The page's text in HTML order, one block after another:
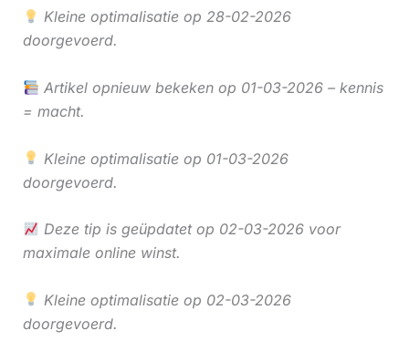
Kleine optimalisatie op 28-02-2026
doorgevoerd.
Artikel opnieuw bekeken op 01-03-2026 – kennis
= macht.
Kleine optimalisatie op 01-03-2026
doorgevoerd.
Deze tip is geüpdatet op 02-03-2026 voor
maximale online winst.
Kleine optimalisatie op 02-03-2026
doorgevoerd.